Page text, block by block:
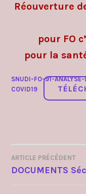
Réouverture
pour FO
pour la
SNUDI-FO-91-
COVID19
ARTICLE PRÉCÉDENT
DOCUMENTS